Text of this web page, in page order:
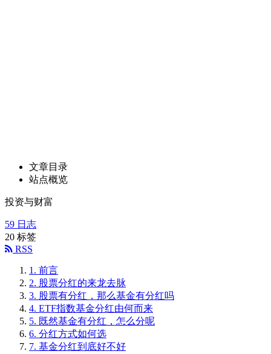
文章目录
站点概览
投资与财富
59 日志
20 标签
RSS
1. 前言
2. 股票分红的来龙去脉
3. 股票有分红，那么基金有分红吗
4. ETF指数基金分红由何而来
5. 既然基金有分红，怎么分呢
6. 分红方式如何选
7. 基金分红到底好不好